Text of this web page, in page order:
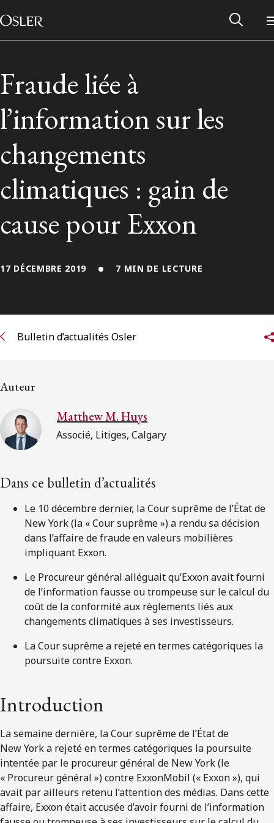
Passer au contenu
Main Navigation
Réseau des anciens d’Osler
Fraude liée à
l’information sur les
changements
climatiques : gain de
cause pour Exxon
17 DÉCEMBRE 2019 7 MIN DE LECTURE
Bulletin d’actualités Osler
Auteur
Matthew M. Huys
Associé, Litiges, Calgary
Dans ce bulletin d’actualités
Le 10 décembre dernier, la Cour suprême de l’État de
New York (la « Cour suprême ») a rendu sa décision
dans l’affaire de fraude en valeurs mobilières
impliquant Exxon.
Le Procureur général alléguait qu’Exxon avait fourni
de l’information fausse ou trompeuse sur le calcul du
coût de la conformité aux règlements liés aux
changements climatiques à ses investisseurs.
La Cour suprême a rejeté en termes catégoriques la
poursuite contre Exxon.
Introduction
La semaine dernière, la Cour suprême de l’État de
New York a rejeté en termes catégoriques la poursuite
intentée par le procureur général de New York (le
« Procureur général ») contre ExxonMobil (« Exxon »), qui
avait par ailleurs retenu l’attention des médias. Dans cette
affaire, Exxon était accusée d’avoir fourni de l’information